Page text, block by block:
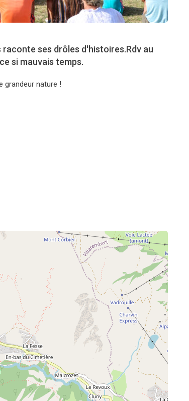
ses drôles d'histoires.Rdv au
si mauvais temps.
grandeur nature !